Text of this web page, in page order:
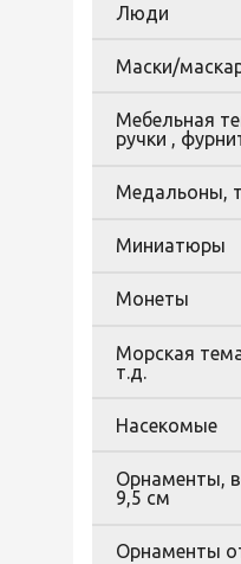
Люди
Маски/
Мебельная
ручки ,
Медальоны,
Миниатюры
Монеты
Морская
т.д.
Насекомые
Орнаменты,
9,5 см
Орнаменты